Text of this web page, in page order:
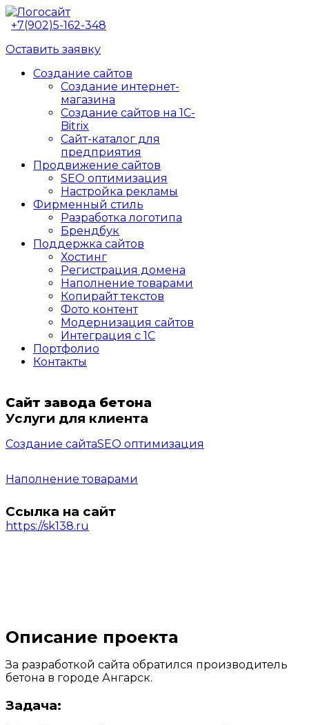
+7(902)5-162-348
Оставить заявку
Создание сайтов
Создание интернет-
магазина
Создание сайтов на 1C-
Bitrix
Сайт-каталог для
предприятия
Продвижение сайтов
SEO оптимизация
Настройка рекламы
Фирменный стиль
Разработка логотипа
Брендбук
Поддержка сайтов
Хостинг
Регистрация домена
Наполнение товарами
Копирайт текстов
Фото контент
Модернизация сайтов
Интеграция с 1С
Портфолио
Контакты
Сайт завода бетона
Услуги для клиента
Создание сайтаSEO оптимизация
Наполнение товарами
Ссылка на сайт
https://sk138.ru
Описание проекта
За разработкой сайта обратился производитель
бетона в городе Ангарск.
Задача: